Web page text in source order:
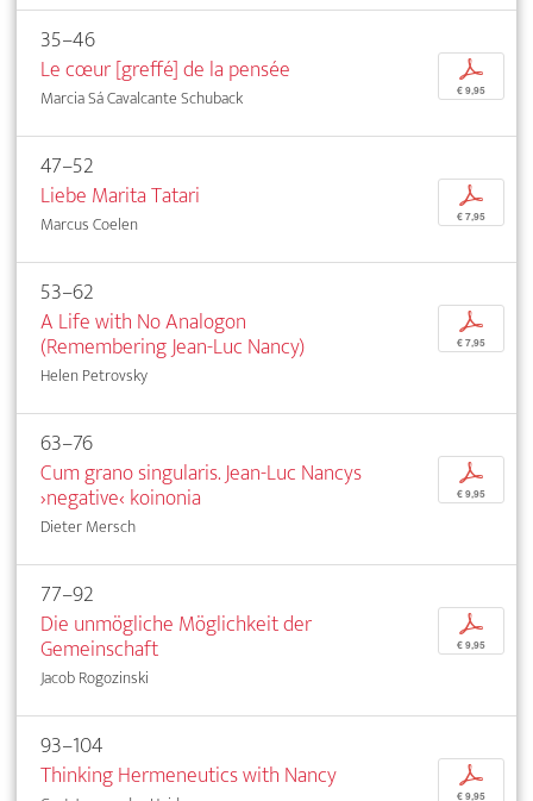
35–46
Le cœur [greffé] de la pensée
Marcia Sá Cavalcante Schuback
p
€ 9,95
47–52
Liebe Marita Tatari
Marcus Coelen
p
€ 7,95
53–62
A Life with No Analogon
(Remembering Jean-Luc Nancy)
Helen Petrovsky
p
€ 7,95
63–76
Cum grano singularis. Jean-Luc Nancys
›negative‹ koinonia
Dieter Mersch
p
€ 9,95
77–92
Die unmögliche Möglichkeit der
Gemeinschaft
Jacob Rogozinski
p
€ 9,95
93–104
Thinking Hermeneutics with Nancy
p
€ 9,95